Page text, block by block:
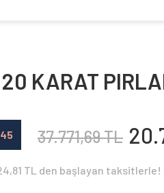
KARAT
37.771,69 TL
TL den başlayan taksitlerle!